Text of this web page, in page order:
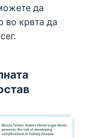
да
во крвта да